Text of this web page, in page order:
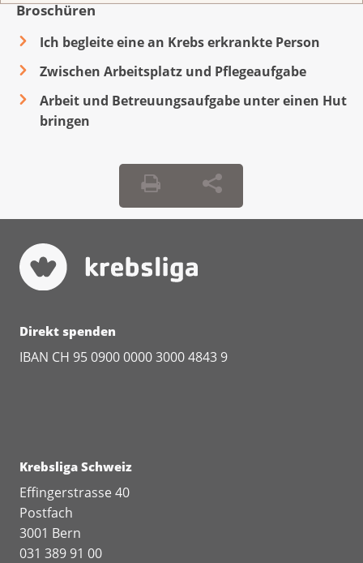
Broschüren
Ich begleite eine an Krebs erkrankte Person
Zwischen Arbeitsplatz und Pflegeaufgabe
Arbeit und Betreuungsaufgabe unter einen Hut
bringen
Direkt spenden
IBAN CH 95 0900 0000 3000 4843 9
Krebsliga Schweiz
Effingerstrasse 40
Postfach
3001 Bern
031 389 91 00